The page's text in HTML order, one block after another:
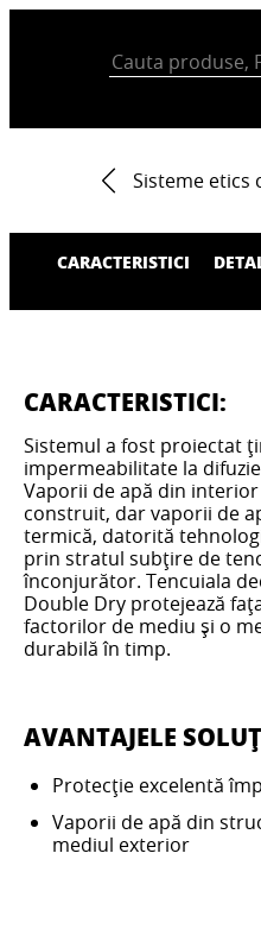
Sisteme etics
CARACTERISTICI
CARACTERISTICI:
Sistemul a fost proiectat
impermeabilitate la
Vaporii de apă din
construit, dar vaporii de
termică, datorită
prin stratul subțire de
înconjurător. Tencuiala
Double Dry protejează
factorilor de mediu și o
durabilă în timp.
AVANTAJELE
Protecție excelentă
Vaporii de apă din
mediul exterior